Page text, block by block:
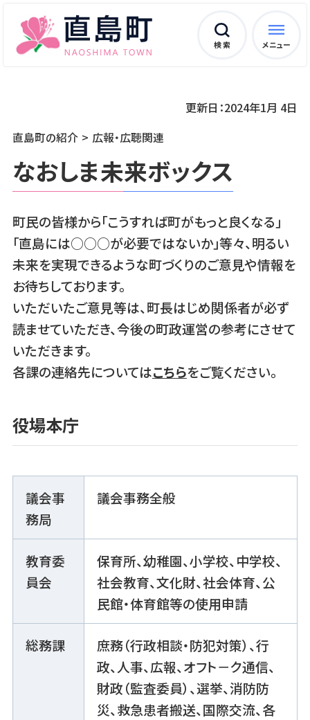
検 索 メニュー
直島町の紹介 広報・広聴関連
更新日：2024年1月 4日
なおしま未来ボックス
町民の皆様から｢こうすれば町がもっと良くなる｣
｢直島には○○○が必要ではないか｣等々、明るい
未来を実現できるような町づくりのご意見や情報を
お待ちしております。
いただいたご意見等は、町長はじめ関係者が必ず
読ませていただき、今後の町政運営の参考にさせて
いただきます。
各課の連絡先についてはこちらをご覧ください。
役場本庁
議会事
務局
議会事務全般
教育委
員会
保育所、幼稚園、小学校、中学校、
社会教育、文化財、社会体育、公
民館・体育館等の使用申請
総務課
庶務（行政相談・防犯対策）、行
政、人事、広報、オフト－ク通信、
財政（監査委員）、選挙、消防防
災、救急患者搬送、国際交流、各